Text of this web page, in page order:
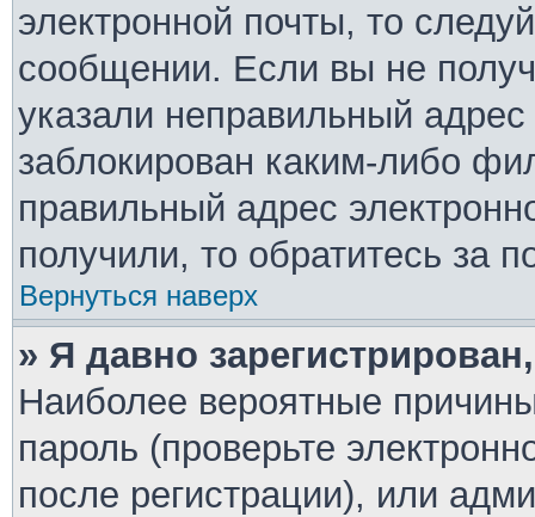
электронной почты, то
сообщении. Если вы не
указали неправильный
заблокирован каким-либо
правильный адрес
получили, то обратитесь за
Вернуться наверх
» Я давно
Наиболее вероятные
пароль (проверьте
после регистрации), или